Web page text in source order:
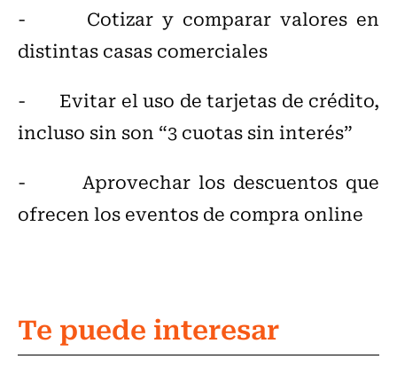
- Cotizar y comparar valores en
distintas casas comerciales
- Evitar el uso de tarjetas de crédito,
incluso sin son “3 cuotas sin interés”
- Aprovechar los descuentos que
ofrecen los eventos de compra online
Te puede interesar